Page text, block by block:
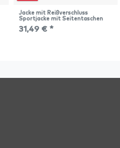
Jacke mit Reißverschluss
Sportjacke mit Seitentaschen
31,49 € *